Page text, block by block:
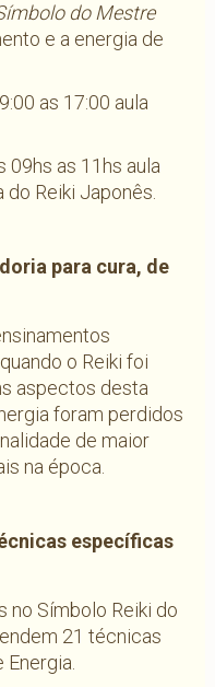
do Mestre
e a energia de
as 17:00 aula
09hs as 11hs aula
Reiki Japonês.
para cura, de
o Reiki foi
aspectos desta
foram perdidos
de maior
na época.
específicas
no Símbolo Reiki do
21 técnicas